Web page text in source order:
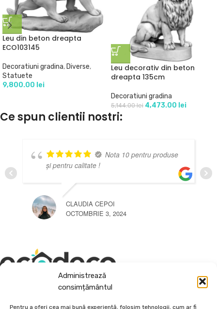
Administrează
consimțământul
Pentru a oferi cea mai bună experiență, folosim tehnologii, cum ar fi
Leu din beton dreapta
ECO103145
Decoratiuni gradina, Diverse,
Statuete
9,800.00 lei
Leu decorativ din beton
dreapta 135cm
Decoratiuni gradina
5,144.00lei 4,473.00 lei
Ce spun clientii nostri:
Nota 10 pentru produse
și pentru calitate !
CLAUDIA CEPOI
OCTOMBRIE 3, 2024
Depozit En-Gross și En-Detail